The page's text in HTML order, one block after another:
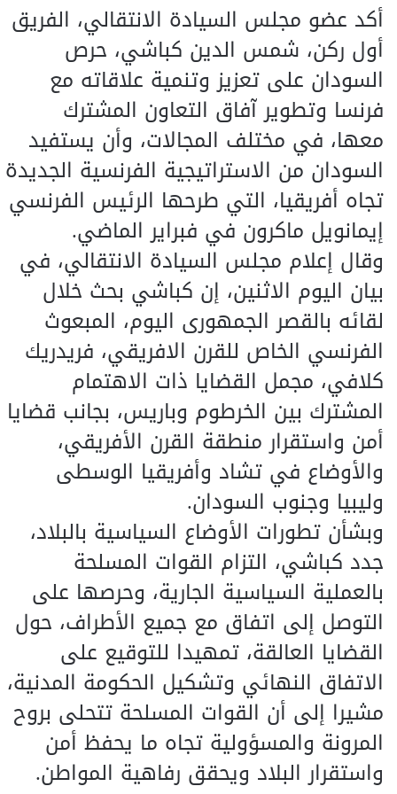
أكد عضو مجلس السيادة الانتقالي، الفريق
أول ركن، شمس الدين كباشي، حرص
السودان على تعزيز وتنمية علاقاته مع
فرنسا وتطوير آفاق التعاون المشترك
معها، في مختلف المجالات، وأن يستفيد
السودان من الاستراتيجية الفرنسية الجديدة
تجاه أفريقيا، التي طرحها الرئيس الفرنسي
إيمانويل ماكرون في فبراير الماضي.
وقال إعلام مجلس السيادة الانتقالي، في
بيان اليوم الاثنين، إن كباشي بحث خلال
لقائه بالقصر الجمهورى اليوم، المبعوث
الفرنسي الخاص للقرن الافريقي، فريدريك
كلافي، مجمل القضايا ذات الاهتمام
المشترك بين الخرطوم وباريس، بجانب قضايا
أمن واستقرار منطقة القرن الأفريقي،
والأوضاع في تشاد وأفريقيا الوسطى
وليبيا وجنوب السودان.
وبشأن تطورات الأوضاع السياسية بالبلاد،
جدد كباشي، التزام القوات المسلحة
بالعملية السياسية الجارية، وحرصها على
التوصل إلى اتفاق مع جميع الأطراف، حول
القضايا العالقة، تمهيدا للتوقيع على
الاتفاق النهائي وتشكيل الحكومة المدنية،
مشيرا إلى أن القوات المسلحة تتحلى بروح
المرونة والمسؤولية تجاه ما يحفظ أمن
واستقرار البلاد ويحقق رفاهية المواطن.